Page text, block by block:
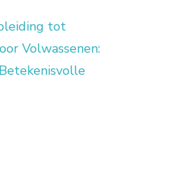
tot
Volwassenen: